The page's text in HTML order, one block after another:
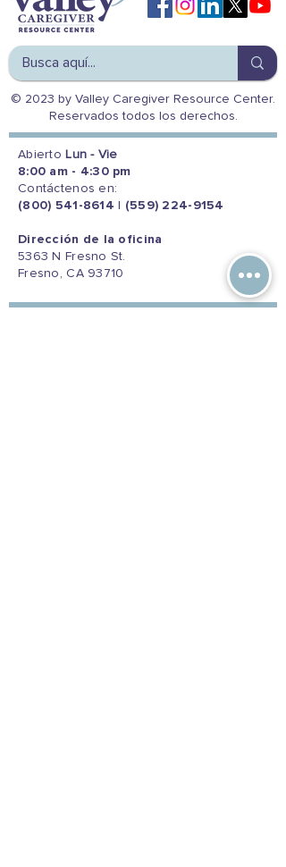
© 2023 by Valley Caregiver Resource Center.
Reservados todos los derechos.
Abierto Lun - Vie
8:00 am - 4:30 pm
Contáctenos en:
(800) 541-8614
(559) 224-9154
Dirección de la oficina
5363 N Fresno St.
Fresno, CA 93710